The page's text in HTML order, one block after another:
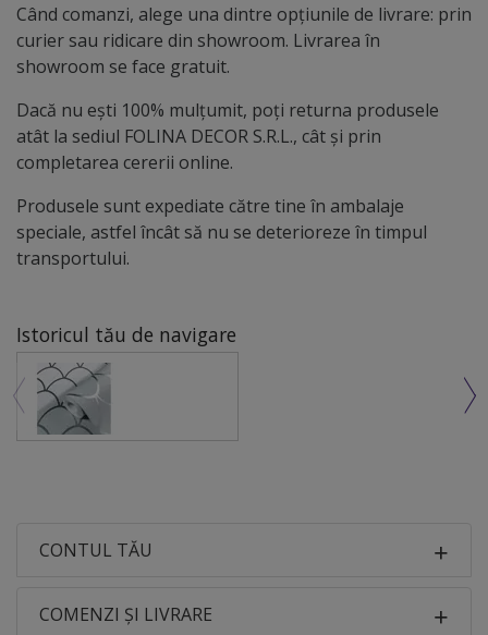
Când comanzi, alege una dintre opțiunile de livrare: prin
curier sau ridicare din showroom. Livrarea în
showroom se face gratuit.
Dacă nu ești 100% mulțumit, poți returna produsele
atât la sediul FOLINA DECOR S.R.L., cât și prin
completarea cererii online.
Produsele sunt expediate către tine în ambalaje
speciale, astfel încât să nu se deterioreze în timpul
transportului.
Istoricul tău de navigare
CONTUL TĂU
COMENZI ȘI LIVRARE